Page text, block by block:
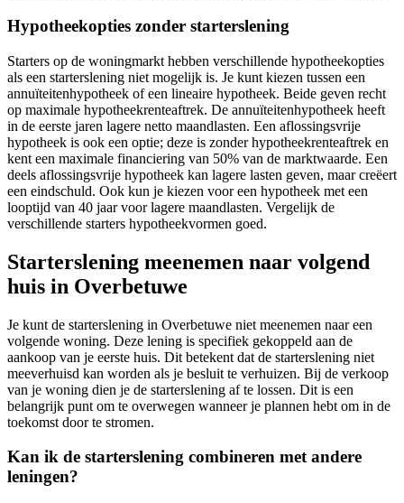
Hypotheekopties zonder starterslening
Starters op de woningmarkt hebben verschillende hypotheekopties
als een starterslening niet mogelijk is. Je kunt kiezen tussen een
annuïteitenhypotheek of een lineaire hypotheek. Beide geven recht
op maximale hypotheekrenteaftrek. De annuïteitenhypotheek heeft
in de eerste jaren lagere netto maandlasten. Een aflossingsvrije
hypotheek is ook een optie; deze is zonder hypotheekrenteaftrek en
kent een maximale financiering van 50% van de marktwaarde. Een
deels aflossingsvrije hypotheek kan lagere lasten geven, maar creëert
een eindschuld. Ook kun je kiezen voor een hypotheek met een
looptijd van 40 jaar voor lagere maandlasten. Vergelijk de
verschillende starters hypotheekvormen goed.
Starterslening meenemen naar volgend
huis in Overbetuwe
Je kunt de starterslening in Overbetuwe niet meenemen naar een
volgende woning. Deze lening is specifiek gekoppeld aan de
aankoop van je eerste huis. Dit betekent dat de starterslening niet
meeverhuisd kan worden als je besluit te verhuizen. Bij de verkoop
van je woning dien je de starterslening af te lossen. Dit is een
belangrijk punt om te overwegen wanneer je plannen hebt om in de
toekomst door te stromen.
Kan ik de starterslening combineren met andere
leningen?